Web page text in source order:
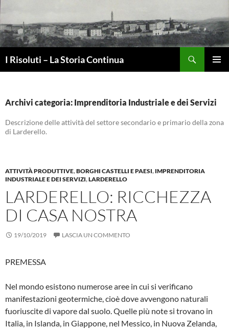
Vai
contenuto
I Risoluti – La Storia Continua
Archivi categoria: Imprenditoria Industriale e dei Servizi
Descrizione delle attività del settore secondario e primario della zona
di Larderello.
ATTIVITÀ PRODUTTIVE,BORGHI CASTELLI E PAESI, IMPRENDITORIA
INDUSTRIALE E DEI SERVIZI,LARDERELLO
LARDERELLO: RICCHEZZA
DI CASA NOSTRA
19/10/2019 LASCIA UN COMMENTO
PREMESSA
Nel mondo esistono numerose aree in cui si verificano
manifestazioni geotermi­che, cioè dove avvengono naturali
fuoriu­scite di vapore dal suolo. Quelle più note si trovano in
Italia, in Islanda, in Giappone, nel Messico, in Nuova Zelanda,